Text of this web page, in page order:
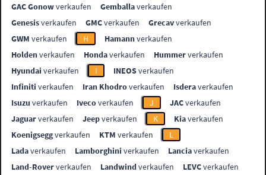
GAC Gonowverkaufen Gemballaverkaufen
Genesisverkaufen GMCverkaufen Grecavverkaufen
GWM verkaufen H Hamannverkaufen
Holdenverkaufen Hondaverkaufen Hummerverkaufen
Hyundai verkaufen I INEOSverkaufen
Infiniti verkaufen Iran Khodroverkaufen Isderaverkaufen
Isuzu verkaufen Ivecoverkaufen J JACverkaufen
Jaguarverkaufen Jeepverkaufen K Kiaverkaufen
Koenigseggverkaufen KTM verkaufen
L
Ladaverkaufen Lamborghini verkaufen Lanciaverkaufen
Land-Roververkaufen Landwindverkaufen LEVCverkaufen